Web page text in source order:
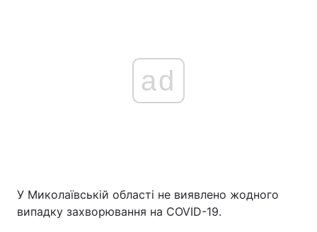
ad
У Миколаївській області не виявлено жодного
випадку захворювання на COVID-19.